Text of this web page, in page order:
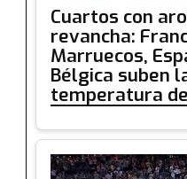
Cuartos con
revancha:
Marruecos,
Bélgica suben
temperatura